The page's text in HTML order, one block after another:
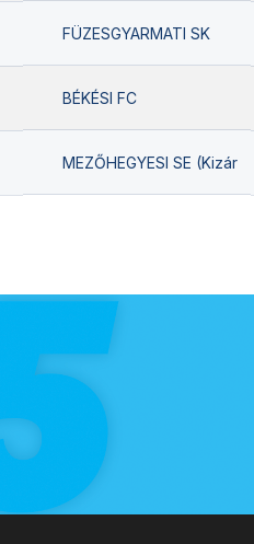
FÜZESGYARMATI SK
BÉKÉSI FC
MEZŐHEGYESI SE (Kizárva)